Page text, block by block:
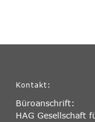
Kontakt:
Büroanschrift:
HAG Gesellschaft